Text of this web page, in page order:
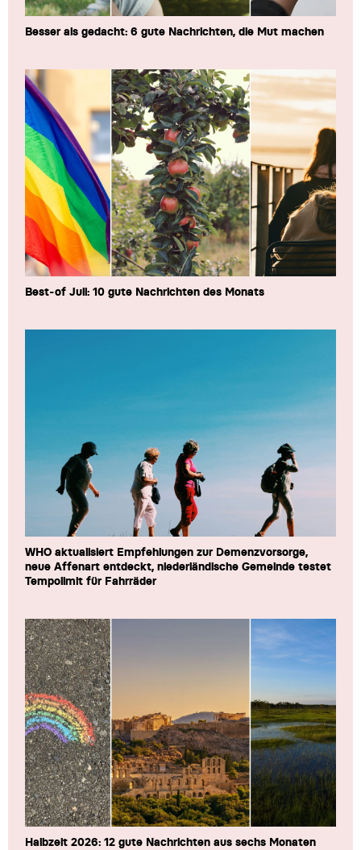
Besser als gedacht: 6 gute Nachrichten, die Mut machen
Best-of Juli: 10 gute Nachrichten des Monats
WHO aktualisiert Empfehlungen zur Demenzvorsorge,
neue Affenart entdeckt, niederländische Gemeinde testet
Tempolimit für Fahrräder
Halbzeit 2026: 12 gute Nachrichten aus sechs Monaten